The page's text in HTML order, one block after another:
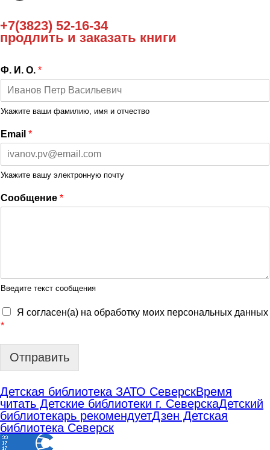
+7(3823) 52-16-34
продлить и заказать книги
Ф. И. О. *
Укажите ваши фамилию, имя и отчество
Email *
Укажите вашу электронную почту
Сообщение *
Введите текст сообщения
Я согласен(а) на обработку моих персональных данных
*
Отправить
Детская библиотека ЗАТО СеверскВремя
читать Детские библиотеки г. СеверскаДетский
библиотекарь рекомендуетДзен Детская
библиотека Северск